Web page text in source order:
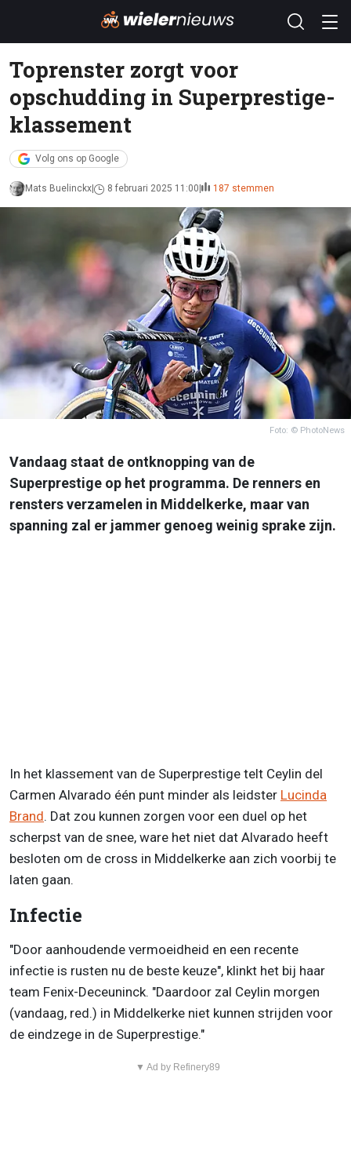
Toprenster zorgt voor
opschudding in Superprestige-
klassement
Volg ons op Google
Mats Buelinckx 8 februari 2025 11:00 187 stemmen
Foto: © PhotoNews
Vandaag staat de ontknopping van de
Superprestige op het programma. De renners en
rensters verzamelen in Middelkerke, maar van
spanning zal er jammer genoeg weinig sprake zijn.
In het klassement van de Superprestige telt Ceylin del
Carmen Alvarado één punt minder als leidster Lucinda
Brand. Dat zou kunnen zorgen voor een duel op het
scherpst van de snee, ware het niet dat Alvarado heeft
besloten om de cross in Middelkerke aan zich voorbij te
laten gaan.
Infectie
"Door aanhoudende vermoeidheid en een recente
infectie is rusten nu de beste keuze", klinkt het bij haar
team Fenix-Deceuninck. "Daardoor zal Ceylin morgen
(vandaag, red.) in Middelkerke niet kunnen strijden voor
de eindzege in de Superprestige."
▼ Ad by Refinery89